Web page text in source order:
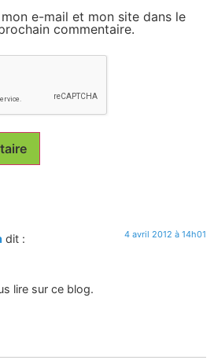
e-mail et mon site dans le
commentaire.
dit : 4 avril 2012 à 14h01
lire sur ce blog.